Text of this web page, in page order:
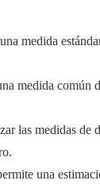
medida
medida común
las medidas
una